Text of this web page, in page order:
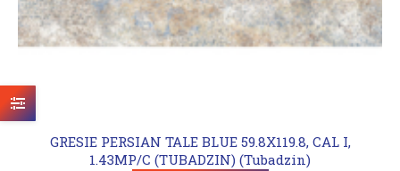
GRESIE PERSIAN TALE BLUE 59.8X119.8, CAL I,
1.43MP/C (TUBADZIN) (Tubadzin)